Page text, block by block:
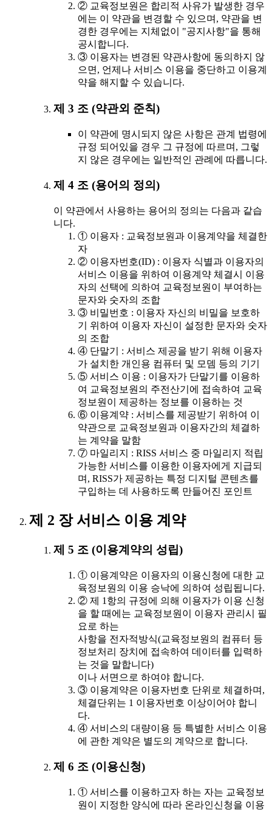
② 교육정보원은 합리적 사유가 발생한 경우
에는 이 약관을 변경할 수 있으며, 약관을 변
경한 경우에는 지체없이 "공지사항"을 통해
공시합니다.
③ 이용자는 변경된 약관사항에 동의하지 않
으면, 언제나 서비스 이용을 중단하고 이용계
약을 해지할 수 있습니다.
제 3 조 (약관외 준칙)
이 약관에 명시되지 않은 사항은 관계 법령에
규정 되어있을 경우 그 규정에 따르며, 그렇
지 않은 경우에는 일반적인 관례에 따릅니다.
제 4 조 (용어의 정의)
이 약관에서 사용하는 용어의 정의는 다음과 같습
니다.
① 이용자 : 교육정보원과 이용계약을 체결한
자
② 이용자번호(ID) : 이용자 식별과 이용자의
서비스 이용을 위하여 이용계약 체결시 이용
자의 선택에 의하여 교육정보원이 부여하는
문자와 숫자의 조합
③ 비밀번호 : 이용자 자신의 비밀을 보호하
기 위하여 이용자 자신이 설정한 문자와 숫자
의 조합
④ 단말기 : 서비스 제공을 받기 위해 이용자
가 설치한 개인용 컴퓨터 및 모뎀 등의 기기
⑤ 서비스 이용 : 이용자가 단말기를 이용하
여 교육정보원의 주전산기에 접속하여 교육
정보원이 제공하는 정보를 이용하는 것
⑥ 이용계약 : 서비스를 제공받기 위하여 이
약관으로 교육정보원과 이용자간의 체결하
는 계약을 말함
⑦ 마일리지 : RISS 서비스 중 마일리지 적립
가능한 서비스를 이용한 이용자에게 지급되
며, RISS가 제공하는 특정 디지털 콘텐츠를
구입하는 데 사용하도록 만들어진 포인트
제 2 장 서비스 이용 계약
제 5 조 (이용계약의 성립)
① 이용계약은 이용자의 이용신청에 대한 교
육정보원의 이용 승낙에 의하여 성립됩니다.
② 제 1항의 규정에 의해 이용자가 이용 신청
을 할 때에는 교육정보원이 이용자 관리시 필
요로 하는
사항을 전자적방식(교육정보원의 컴퓨터 등
정보처리 장치에 접속하여 데이터를 입력하
는 것을 말합니다)
이나 서면으로 하여야 합니다.
③ 이용계약은 이용자번호 단위로 체결하며,
체결단위는 1 이용자번호 이상이어야 합니
다.
④ 서비스의 대량이용 등 특별한 서비스 이용
에 관한 계약은 별도의 계약으로 합니다.
제 6 조 (이용신청)
① 서비스를 이용하고자 하는 자는 교육정보
원이 지정한 양식에 따라 온라인신청을 이용